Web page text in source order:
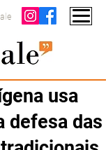
usa
defesa das